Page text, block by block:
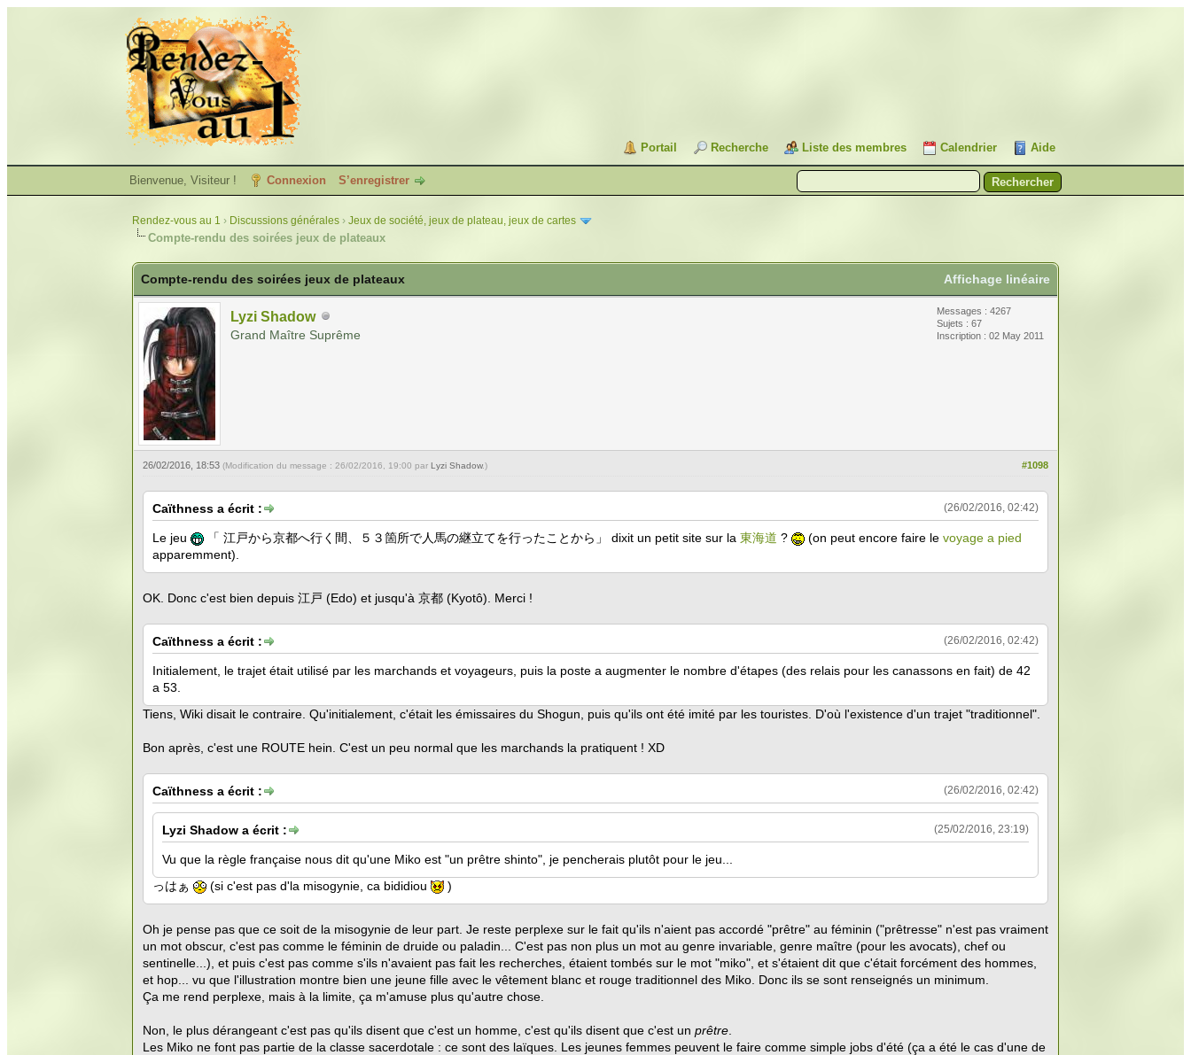
Portail Recherche Liste des membres Calendrier Aide
Bienvenue, Visiteur ! Connexion S’enregistrer
Rendez-vous au 1 › Discussions générales› Jeux de société, jeux de plateau, jeux de cartes
Compte-rendu des soirées jeux de plateaux
Affichage linéaire
Compte-rendu des soirées jeux de plateaux
Lyzi Shadow
Grand Maître Suprême
Messages : 4267
Sujets : 67
Inscription : 02 May 2011
#1098
26/02/2016, 18:53 (Modification du message : 26/02/2016, 19:00 par Lyzi Shadow.)
(26/02/2016, 02:42)
Caïthness a écrit :
Le jeu 「 江戸から京都へ行く間、５３箇所で人馬の継立てを行ったことから」 dixit un petit site sur la 東海道 ? (on peut encore faire le voyage a pied
apparemment).
OK. Donc c'est bien depuis 江戸 (Edo) et jusqu'à 京都 (Kyotô). Merci !
(26/02/2016, 02:42)
Caïthness a écrit :
Initialement, le trajet était utilisé par les marchands et voyageurs, puis la poste a augmenter le nombre d'étapes (des relais pour les canassons en fait) de 42
a 53.
Tiens, Wiki disait le contraire. Qu'initialement, c'était les émissaires du Shogun, puis qu'ils ont été imité par les touristes. D'où l'existence d'un trajet "traditionnel".
Bon après, c'est une ROUTE hein. C'est un peu normal que les marchands la pratiquent ! XD
(26/02/2016, 02:42)
Caïthness a écrit :
(25/02/2016, 23:19)
Lyzi Shadow a écrit :
Vu que la règle française nous dit qu'une Miko est "un prêtre shinto", je pencherais plutôt pour le jeu...
っはぁ
(si c'est pas d'la misogynie, ca bididiou )
Oh je pense pas que ce soit de la misogynie de leur part. Je reste perplexe sur le fait qu'ils n'aient pas accordé "prêtre" au féminin ("prêtresse" n'est pas vraiment
un mot obscur, c'est pas comme le féminin de druide ou paladin... C'est pas non plus un mot au genre invariable, genre maître (pour les avocats), chef ou
sentinelle...), et puis c'est pas comme s'ils n'avaient pas fait les recherches, étaient tombés sur le mot "miko", et s'étaient dit que c'était forcément des hommes,
et hop... vu que l'illustration montre bien une jeune fille avec le vêtement blanc et rouge traditionnel des Miko. Donc ils se sont renseignés un minimum.
Ça me rend perplexe, mais à la limite, ça m'amuse plus qu'autre chose.
Non, le plus dérangeant c'est pas qu'ils disent que c'est un homme, c'est qu'ils disent que c'est un prêtre.
Les Miko ne font pas partie de la classe sacerdotale : ce sont des laïques. Les jeunes femmes peuvent le faire comme simple jobs d'été (ça a été le cas d'une de